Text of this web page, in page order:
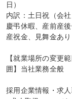
日）
内訳：土日祝（会
慶弔休暇、産前産
産祝金、見舞金あり
【就業場所の変更
囲】当社業務全般
採用企業情報・求